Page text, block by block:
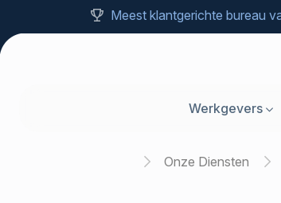
Meest klantgerichte bureau
Werkgevers
Home Onze Diensten